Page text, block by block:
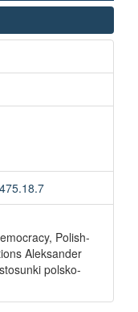
Polish-
Aleksander
polsko-